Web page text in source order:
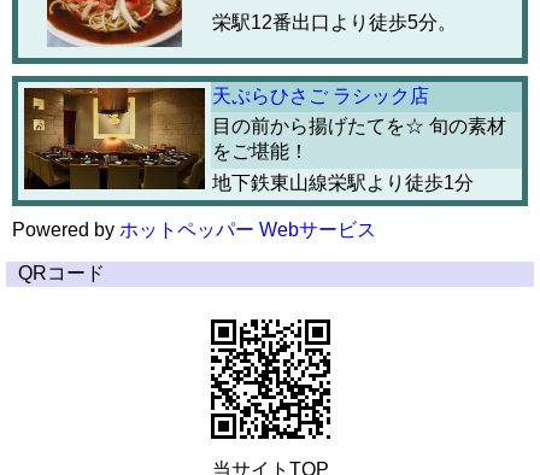
栄駅12番出口より徒歩5分。
天ぷらひさご ラシック店
目の前から揚げたてを☆ 旬の素材
をご堪能！
地下鉄東山線栄駅より徒歩1分
Powered by ホットペッパー Webサービス
QRコード
当サイトTOP